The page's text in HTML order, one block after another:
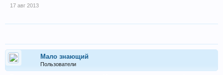
17 авг 2013
Мало знающий
Пользователи